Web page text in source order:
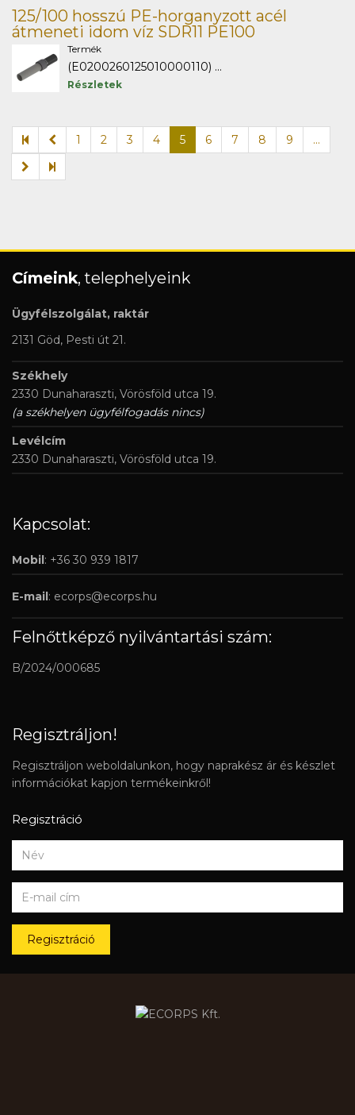
125/100 hosszú PE-horganyzott acél
átmeneti idom víz SDR11 PE100
Termék
(E0200260125010000110) ...
Részletek
1 2 3 4 5 6 7 8 9 ...
Címeink, telephelyeink
Ügyfélszolgálat, raktár
2131 Göd, Pesti út 21.
Székhely
2330 Dunaharaszti, Vörösföld utca 19.
(a székhelyen ügyfélfogadás nincs)
Levélcím
2330 Dunaharaszti, Vörösföld utca 19.
Kapcsolat:
Mobil: +36 30 939 1817
E-mail: ecorps@ecorps.hu
Felnőttképző nyilvántartási szám:
B/2024/000685
Regisztráljon!
Regisztráljon weboldalunkon, hogy naprakész ár és készlet
információkat kapjon termékeinkről!
Regisztráció
Regisztráció